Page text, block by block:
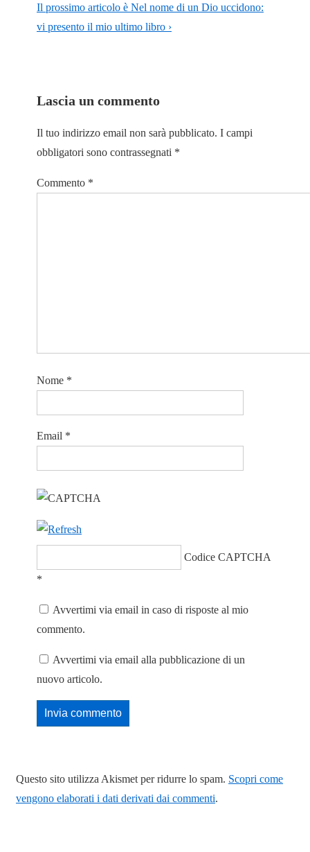
Il prossimo articolo è Nel nome di un Dio uccidono:
vi presento il mio ultimo libro ›
Lascia un commento
Il tuo indirizzo email non sarà pubblicato. I campi
obbligatori sono contrassegnati *
Commento *
Nome *
Email *
Codice CAPTCHA
*
Avvertimi via email in caso di risposte al mio
commento.
Avvertimi via email alla pubblicazione di un
nuovo articolo.
Questo sito utilizza Akismet per ridurre lo spam. Scopri come
vengono elaborati i dati derivati dai commenti.